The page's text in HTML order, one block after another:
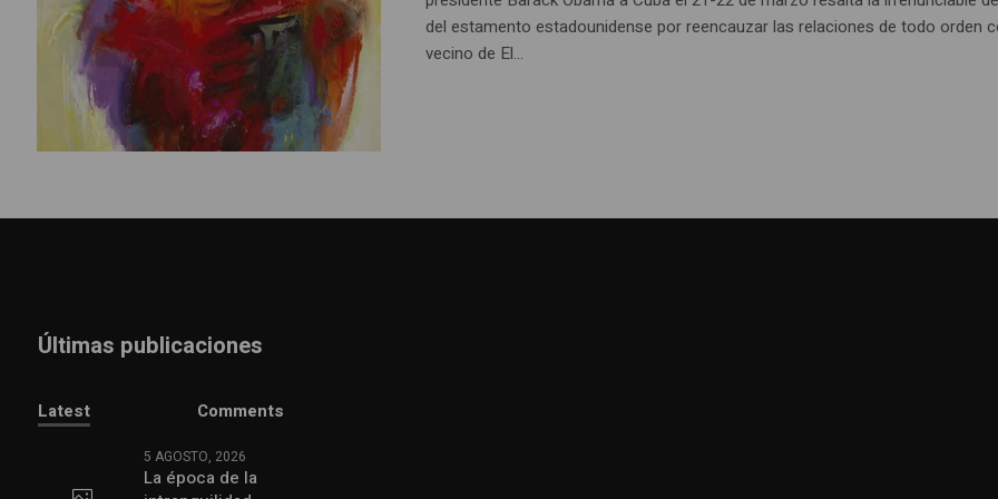
del estamento estadounidense por reencauzar las relaciones de todo orden
vecino de El...
Últimas publicaciones
Latest Comments
5 AGOSTO, 2026
La época de la